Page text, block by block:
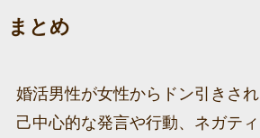
まとめ
婚活男性が女性からドン引きさ
己中心的な発言や行動、ネガテ